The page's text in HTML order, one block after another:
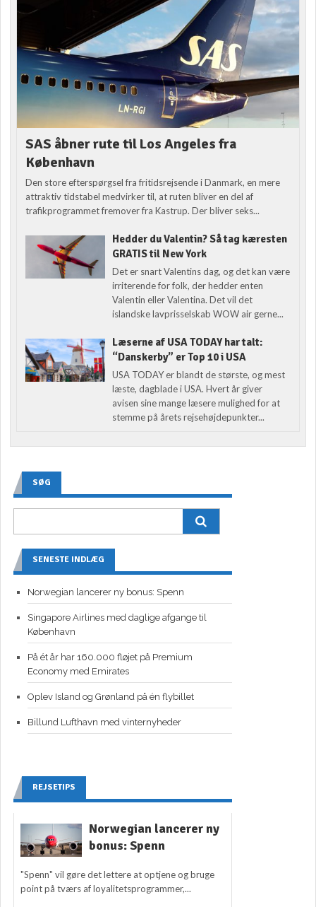
SAS åbner rute til Los Angeles fra
København
Den store efterspørgsel fra fritidsrejsende i Danmark, en mere
attraktiv tidstabel medvirker til, at ruten bliver en del af
trafikprogrammet fremover fra Kastrup. Der bliver seks...
Hedder du Valentin? Så tag kæresten
GRATIS til New York
Det er snart Valentins dag, og det kan være
irriterende for folk, der hedder enten
Valentin eller Valentina. Det vil det
islandske lavprisselskab WOW air gerne...
Læserne af USA TODAY har talt:
“Danskerby” er Top 10 i USA
USA TODAY er blandt de største, og mest
læste, dagblade i USA. Hvert år giver
avisen sine mange læsere mulighed for at
stemme på årets rejsehøjdepunkter...
SØG
SENESTE INDLÆG
Norwegian lancerer ny bonus: Spenn
Singapore Airlines med daglige afgange til
København
På ét år har 160.000 fløjet på Premium
Economy med Emirates
Oplev Island og Grønland på én flybillet
Billund Lufthavn med vinternyheder
REJSETIPS
Norwegian lancerer ny
bonus: Spenn
"Spenn" vil gøre det lettere at optjene og bruge
point på tværs af loyalitetsprogrammer,...